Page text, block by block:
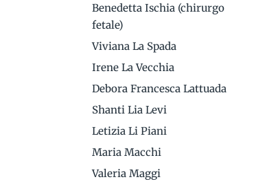
Benedetta Ischia (chirurgo
fetale)
Viviana La Spada
Irene La Vecchia
Debora Francesca Lattuada
Shanti Lia Levi
Letizia Li Piani
Maria Macchi
Valeria Maggi